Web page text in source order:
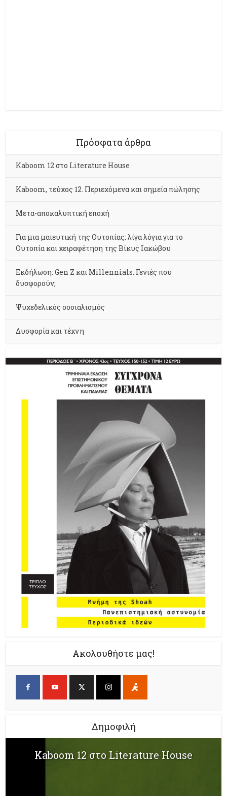
Πρόσφατα άρθρα
Kaboom 12 στο Literature House
Kaboom, τεύχος 12. Περιεχόμενα και σημεία πώλησης
Μετα-αποκαλυπτική εποχή
Για μια μαιευτική της Ουτοπίας: λίγα λόγια για το
Ουτοπία και χειραφέτηση της Βίκυς Ιακώβου
Εκδήλωση: Gen Z και Millennials. Γενιές που
δυσφορούν;
Ψυχεδελικός σοσιαλισμός
Δυσφορία και τέχνη
Ακολουθήστε μας!
Δημοφιλή
Kaboom 12 στο Literature House